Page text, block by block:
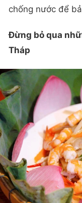
chống nước để
Đừng bỏ qua
Tháp